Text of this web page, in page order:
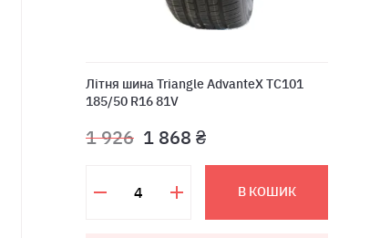
Лiтня шина Triangle AdvanteX TC101
185/50 R16 81V
1 926 1 868 ₴
В КОШИК